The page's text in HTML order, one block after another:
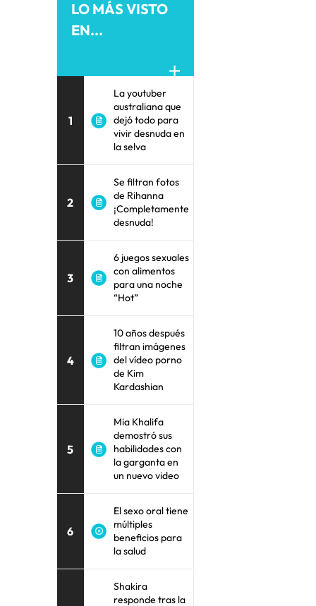
LO MÁS VISTO
EN...
1
La youtuber
australiana que
dejó todo para
vivir desnuda en
la selva
2
Se filtran fotos
de Rihanna
¡Completamente
desnuda!
3
6 juegos sexuales
con alimentos
para una noche
“Hot”
4
10 años después
filtran imágenes
del vídeo porno
de Kim
Kardashian
5
Mia Khalifa
demostró sus
habilidades con
la garganta en
un nuevo video
6
El sexo oral tiene
múltiples
beneficios para
la salud
Shakira
responde tras la